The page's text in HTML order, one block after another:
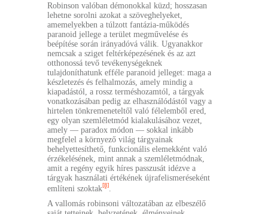
Robinson valóban démonokkal küzd; hosszasan
lehetne sorolni azokat a szöveghelyeket,
amemelyekben a túlzott fantázia-működés
paranoid jellege a terület megművelése és
beépítése során irányadóvá válik. Ugyanakkor
nemcsak a sziget feltérképezésének és az azt
otthonossá tevő tevékenységeknek
tulajdoníthatunk efféle paranoid jelleget: maga a
készletezés és felhalmozás, amely mindig a
kiapadástól, a rossz terméshozamtól, a tárgyak
vonatkozásában pedig az elhasználódástól vagy a
hirtelen tönkremeneteltől való félelemből ered,
egy olyan szemléletmód kialakulásához vezet,
amely — paradox módon — sokkal inkább
megfelel a környező világ tárgyainak
behelyettesíthető, funkcionális elemekként való
érzékelésének, mint annak a szemléletmódnak,
amit a regény egyik híres passzusát idézve a
tárgyak használati értékének újrafelismeréseként
említeni szoktak[8]
A vallomás robinsoni változatában az elbeszélő